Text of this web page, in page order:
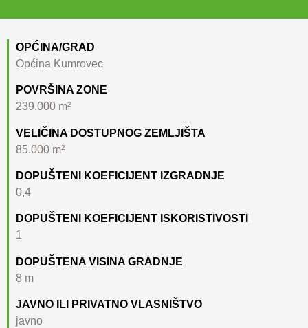
OPĆINA/GRAD
Općina Kumrovec
POVRŠINA ZONE
239.000 m²
VELIČINA DOSTUPNOG ZEMLJIŠTA
85.000 m²
DOPUŠTENI KOEFICIJENT IZGRADNJE
0,4
DOPUŠTENI KOEFICIJENT ISKORISTIVOSTI
1
DOPUŠTENA VISINA GRADNJE
8 m
JAVNO ILI PRIVATNO VLASNIŠTVO
javno